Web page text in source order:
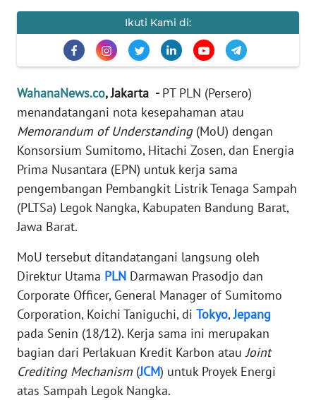
Ikuti Kami di:
WahanaNews.co, Jakarta -PT PLN (Persero)
menandatangani nota kesepahaman atau
Memorandum of Understanding(MoU) dengan
Konsorsium Sumitomo, Hitachi Zosen, dan Energia
Prima Nusantara (EPN) untuk kerja sama
pengembangan Pembangkit Listrik Tenaga Sampah
(PLTSa) Legok Nangka, Kabupaten Bandung Barat,
Jawa Barat.
MoU tersebut ditandatangani langsung oleh
Direktur Utama PLN Darmawan Prasodjo dan
Corporate Officer, General Manager of Sumitomo
Corporation, Koichi Taniguchi, di Tokyo,Jepang
pada Senin (18/12). Kerja sama ini merupakan
bagian dari Perlakuan Kredit Karbon atauJoint
Crediting Mechanism (JCM) untuk Proyek Energi
atas Sampah Legok Nangka.
INDEKS
KONTAK
INFO
IKLAN
TENTANG
KAMI
MEDIA
SIBER
REDAKSI
KARIR
DISCLAIMER